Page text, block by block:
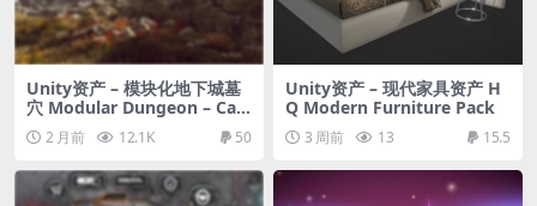
Unity资产 – 模块化地下城墓
穴 Modular Dungeon – Cat
acombs
2 月前 12.1K 50
Unity资产 – 现代家具资产 H
Q Modern Furniture Pack
3 周前 13 15.5